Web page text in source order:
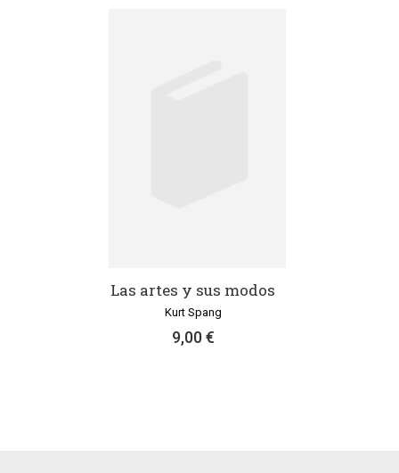
Las artes y sus modos
Kurt Spang
9,00 €